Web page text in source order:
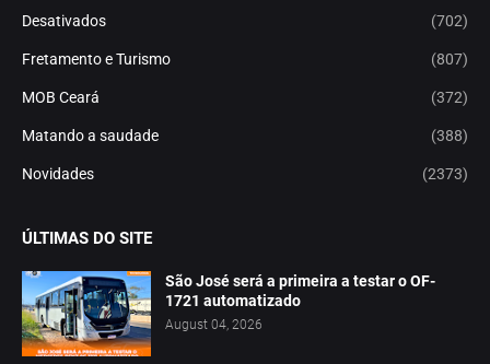
Desativados (702)
Fretamento e Turismo (807)
MOB Ceará (372)
Matando a saudade (388)
Novidades (2373)
ÚLTIMAS DO SITE
São José será a primeira a testar o OF-
1721 automatizado
August 04, 2026